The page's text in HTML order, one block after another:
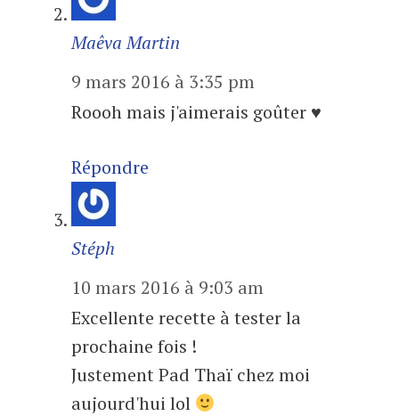
Maêva Martin
9 mars 2016 à 3:35 pm
Roooh mais j'aimerais goûter ♥
Répondre
Stéph
10 mars 2016 à 9:03 am
Excellente recette à tester la
prochaine fois !
Justement Pad Thaï chez moi
aujourd'hui lol